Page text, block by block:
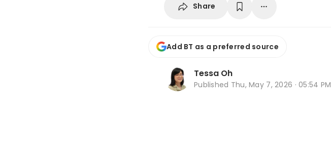
Share
Add BT as a preferred source
Tessa Oh
Published Thu, May 7, 2026 · 05:54 PM